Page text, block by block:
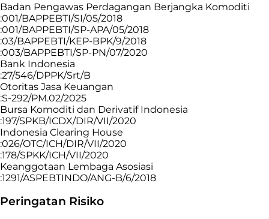
Badan Pengawas Perdagangan Berjangka Komoditi
:001/BAPPEBTI/SI/05/2018
:001/BAPPEBTI/SP-APA/05/2018
:03/BAPPEBTI/KEP-BPK/9/2018
:003/BAPPEBTI/SP-PN/07/2020
Bank Indonesia
:27/546/DPPK/Srt/B
Otoritas Jasa Keuangan
:S-292/PM.02/2025
Bursa Komoditi dan Derivatif Indonesia
:197/SPKB/ICDX/DIR/VII/2020
Indonesia Clearing House
:026/OTC/ICH/DIR/VII/2020
:178/SPKK/ICH/VII/2020
Keanggotaan Lembaga Asosiasi
:1291/ASPEBTINDO/ANG-B/6/2018
Peringatan Risiko